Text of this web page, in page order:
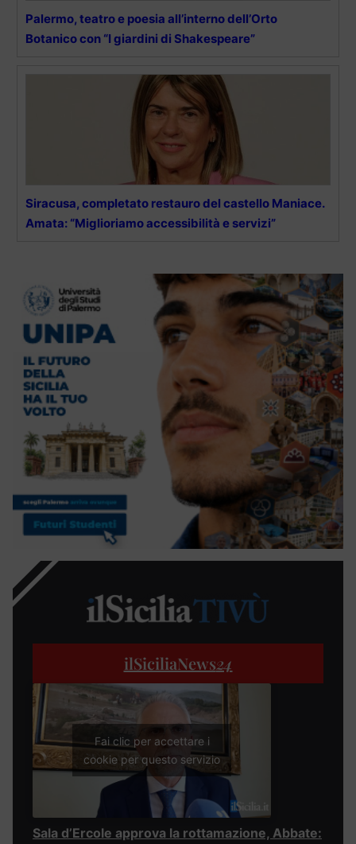
Palermo, teatro e poesia all’interno dell’Orto
Botanico con “I giardini di Shakespeare”
Siracusa, completato restauro del castello Maniace.
Amata: “Miglioriamo accessibilità e servizi”
ilSiciliaNews24
Fai clic per accettare i
cookie per questo servizio
Sala d’Ercole approva la rottamazione, Abbate: